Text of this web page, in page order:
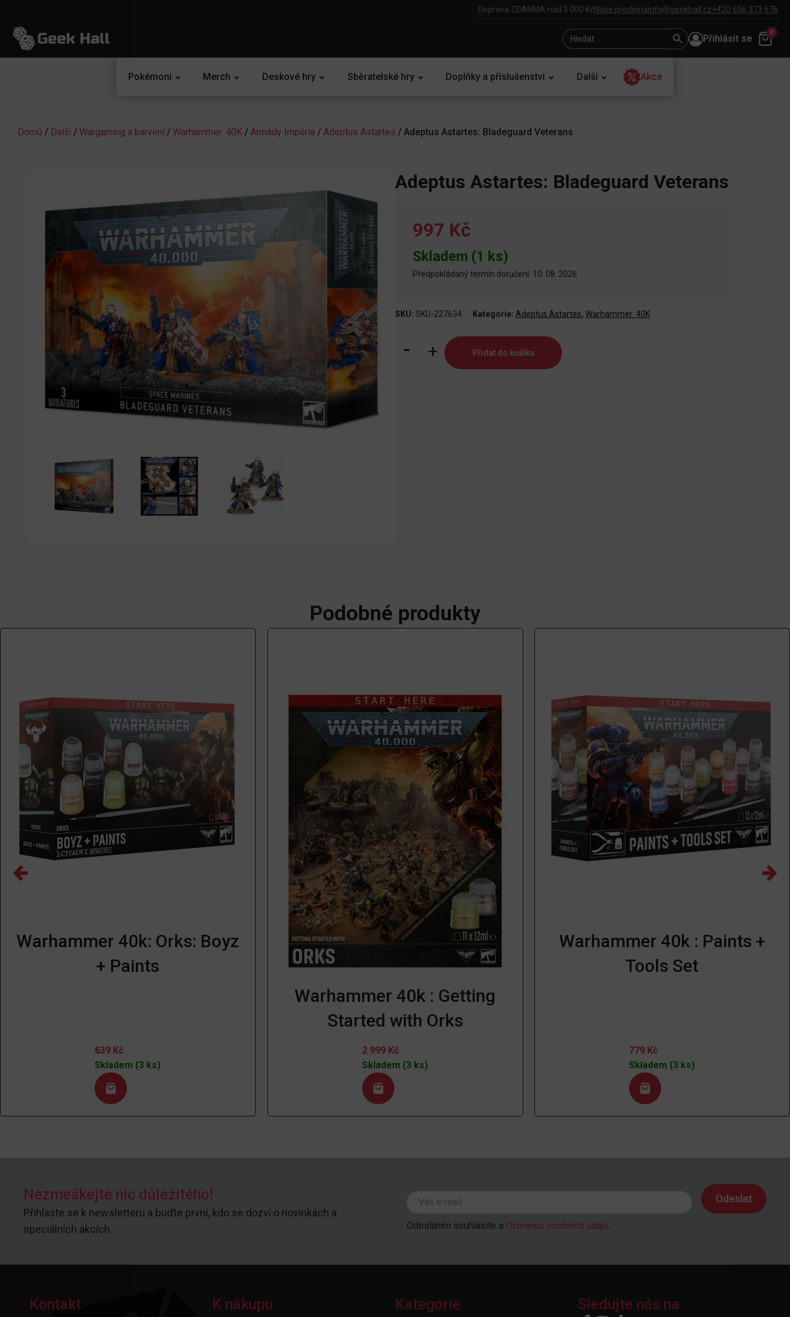
Doprava ZDARMA nad 3 000 KčNaše prodejnainfo@geekhall.cz+420 606 373 676
Search
for:
Search
Button
Přihlásit se
0
Pokémoni Merch Deskové hry Sběratelské hry Doplňky a příslušenství Další Akce
Domů / Další / Wargaming a barvení / Warhammer: 40K / Armády Impéria / Adeptus Astartes / Adeptus Astartes: Bladeguard Veterans
Adeptus Astartes: Bladeguard Veterans
997 Kč
Skladem (1 ks)
Předpokládaný termín doručení: 10. 08. 2026
SKU: SKU-227634 Kategorie: Adeptus Astartes, Warhammer: 40K
Adeptus
Astartes:
Přidat do košíku
Podobné produkty
Warhammer 40k: Orks: Boyz
+ Paints
639 Kč
Skladem (3 ks)
Warhammer 40k : Getting
Started with Orks
2 999 Kč
Skladem (3 ks)
Warhammer 40k : Paints +
Tools Set
779 Kč
Skladem (3 ks)
Nezmeškejte nic důležitého!
Přihlaste se k newsletteru a buďte první, kdo se dozví o novinkách a
speciálních akcích.
Odesláním souhlasíte s Ochranou osobních údajů.
Kontakt K nákupu Kategorie Sledujte nás na